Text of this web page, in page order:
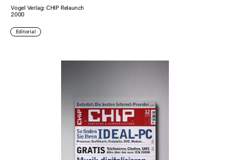
Vogel Verlag: CHIP Relaunch
2000
Editorial